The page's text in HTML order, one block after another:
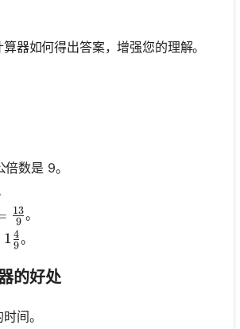
器如何得出答案，增强您的理解。
+ \frac{2}{3}
数是 9。
+ \frac{6}{9} = \frac{13}{9}
9
13。
1 \frac{4}{9}
1 9
4。
的好处
间。